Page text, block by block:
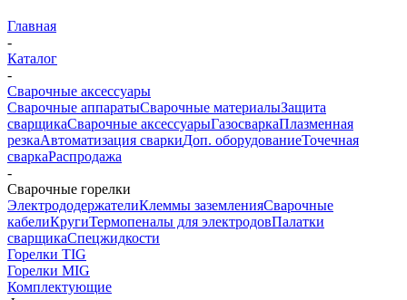
Главная
-
Каталог
-
Сварочные аксессуары
Сварочные аппаратыСварочные материалыЗащита
сварщикаСварочные аксессуарыГазосваркаПлазменная
резкаАвтоматизация сваркиДоп. оборудованиеТочечная
сваркаРаспродажа
-
Сварочные горелки
ЭлектрододержателиКлеммы заземленияСварочные
кабелиКругиТермопеналы для электродовПалатки
сварщикаСпецжидкости
Горелки TIG
Горелки MIG
Комплектующие